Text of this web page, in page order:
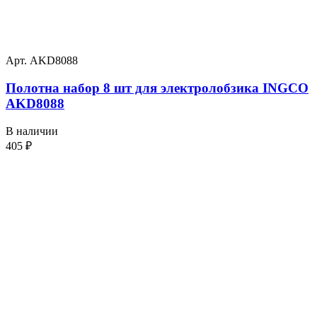
Арт. AKD8088
Полотна набор 8 шт для электролобзика INGCO
AKD8088
В наличии
405 ₽